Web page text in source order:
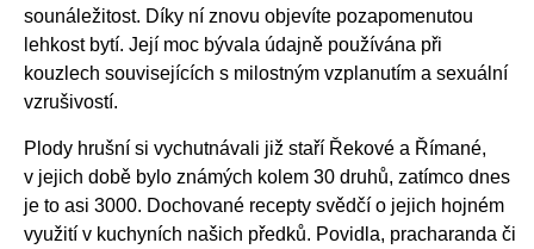
sounáležitost. Díky ní znovu objevíte pozapomenutou
lehkost bytí. Její moc bývala údajně používána při
kouzlech souvisejících s milostným vzplanutím a sexuální
vzrušivostí.
Plody hrušní si vychutnávali již staří Řekové a Římané,
v jejich době bylo známých kolem 30 druhů, zatímco dnes
je to asi 3000. Dochované recepty svědčí o jejich hojném
využití v kuchyních našich předků. Povidla, pracharanda či